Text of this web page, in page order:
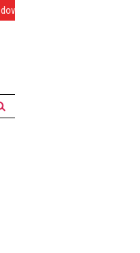
snova, Ovusu napustio